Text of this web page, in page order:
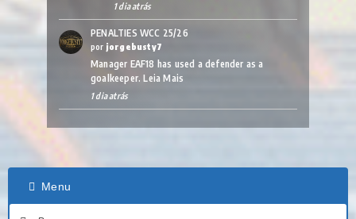
1 dia atrás
PENALTIES WCC 25/26
por jorgebusty7
Manager EAF18 has used a defender as a
goalkeeper.Leia Mais
1 dia atrás
Menu